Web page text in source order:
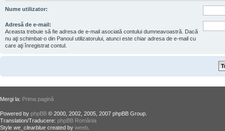
Nume utilizator:
Adresă de e-mail:
Aceasta trebuie să fie adresa de e-mail asociată contului dumneavoastră. Dacă
nu aţi schimbat-o din Panoul utilizatorului, atunci este chiar adresa de e-mail cu
care aţi înregistrat contul.
Mergi la: Prima pagină
Powered by phpBB © 2000, 2002, 2005, 2007 phpBB Group.
Translation/Traducere: phpBB România
Style we_clearblue created by weeb